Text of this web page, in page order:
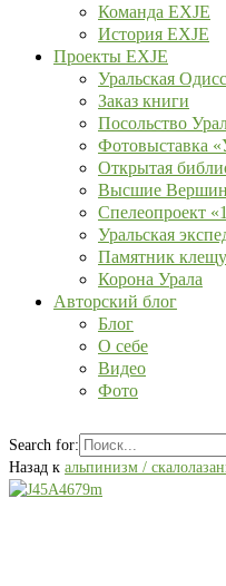
Команда EXJE
История EXJE
Проекты EXJE
Уральская
Заказ книги
Посольство
Фотовыставка
Открытая
Высшие
Спелеопроект
Уральская
Памятник
Корона Урала
Авторский блог
Блог
О себе
Видео
Фото
Search for:
Назад к альпинизм /